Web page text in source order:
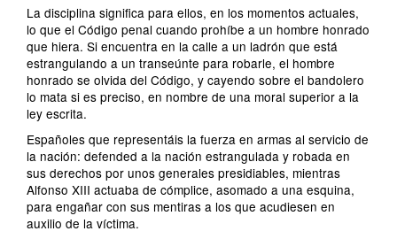
La disciplina significa para ellos, en los momentos actuales,
lo que el Código penal cuando prohíbe a un hombre honrado
que hiera. Si encuentra en la calle a un ladrón que está
estrangulando a un transeúnte para robarle, el hombre
honrado se olvida del Código, y cayendo sobre el bandolero
lo mata si es preciso, en nombre de una moral superior a la
ley escrita.
Españoles que representáis la fuerza en armas al servicio de
la nación: defended a la nación estrangulada y robada en
sus derechos por unos generales presidiables, mientras
Alfonso XIII actuaba de cómplice, asomado a una esquina,
para engañar con sus mentiras a los que acudiesen en
auxilio de la víctima.